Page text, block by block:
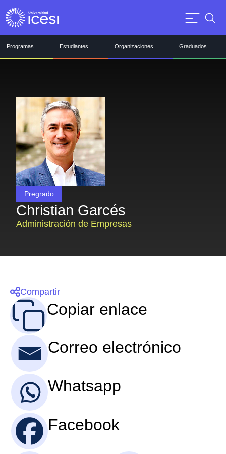
Programas Estudiantes Organizaciones Graduados
Pregrado
Christian Garcés
Administración de Empresas
Compartir
Copiar enlace
Correo electrónico
Whatsapp
Facebook